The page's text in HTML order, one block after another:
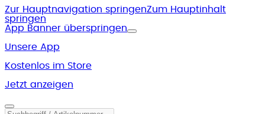
Zur Hauptnavigation springenZum Hauptinhalt
springen
App Banner überspringen
Unsere App
Kostenlos im Store
Jetzt anzeigen